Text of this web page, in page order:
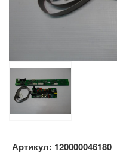
Артикул: 120000046180